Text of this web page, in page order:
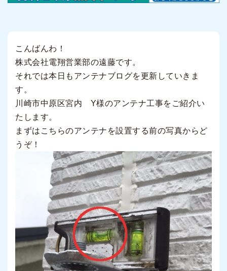
こんばんわ！
株式会社電翔営業部の遠藤です。
それでは本日もアンテナブログを更新していきま
す。
川崎市中原区宮内 Y様のアンテナ工事をご紹介い
たします。
まずはこちらのアンテナを設置する前の写真からど
うぞ！